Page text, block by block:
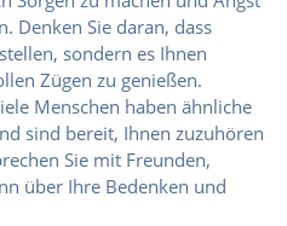
Denken Sie daran, dass
sondern es Ihnen
Zügen zu genießen.
Menschen haben ähnliche
sind bereit, Ihnen zuzuhören
Sie mit Freunden,
über Ihre Bedenken und